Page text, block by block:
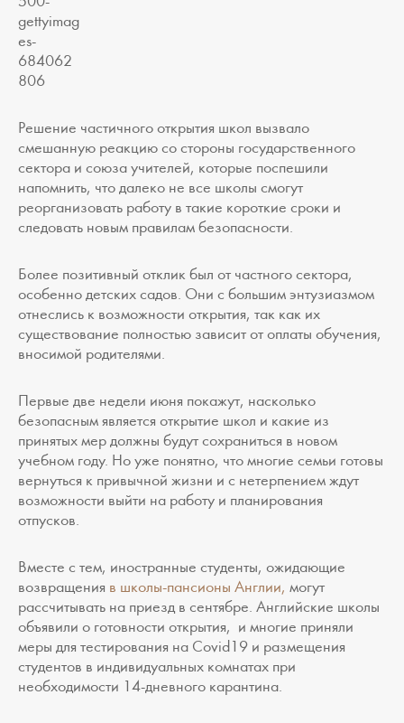
Решение частичного открытия школ вызвало
смешанную реакцию со стороны государственного
сектора и союза учителей, которые поспешили
напомнить, что далеко не все школы смогут
реорганизовать работу в такие короткие сроки и
следовать новым правилам безопасности.
Более позитивный отклик был от частного сектора,
особенно детских садов. Они с большим энтузиазмом
отнеслись к возможности открытия, так как их
существование полностью зависит от оплаты обучения,
вносимой родителями.
Первые две недели июня покажут, насколько
безопасным является открытие школ и какие из
принятых мер должны будут сохраниться в новом
учебном году. Но уже понятно, что многие семьи готовы
вернуться к привычной жизни и с нетерпением ждут
возможности выйти на работу и планирования
отпусков.
Вместе с тем, иностранные студенты, ожидающие
возвращения в школы-пансионы Англии, могут
рассчитывать на приезд в сентябре. Английские школы
объявили о готовности открытия, и многие приняли
меры для тестирования на Covid19 и размещения
студентов в индивидуальных комнатах при
необходимости 14-дневного карантина.